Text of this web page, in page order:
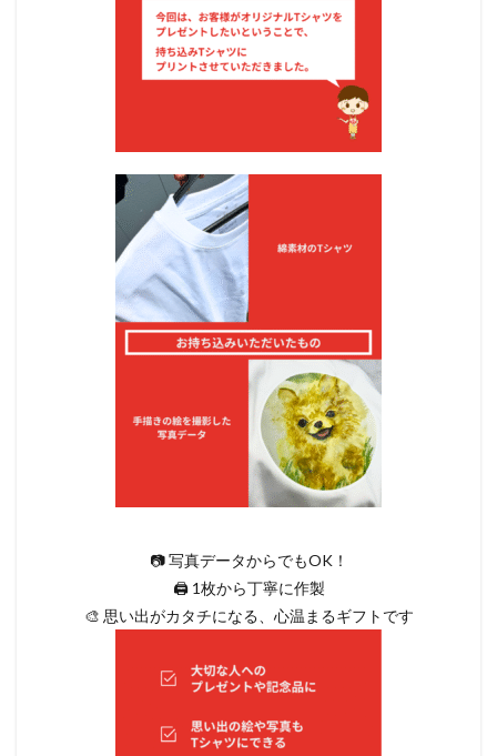
📷 写真データからでもOK！
🖨 1枚から丁寧に作製
🎨 思い出がカタチになる、心温まるギフトです